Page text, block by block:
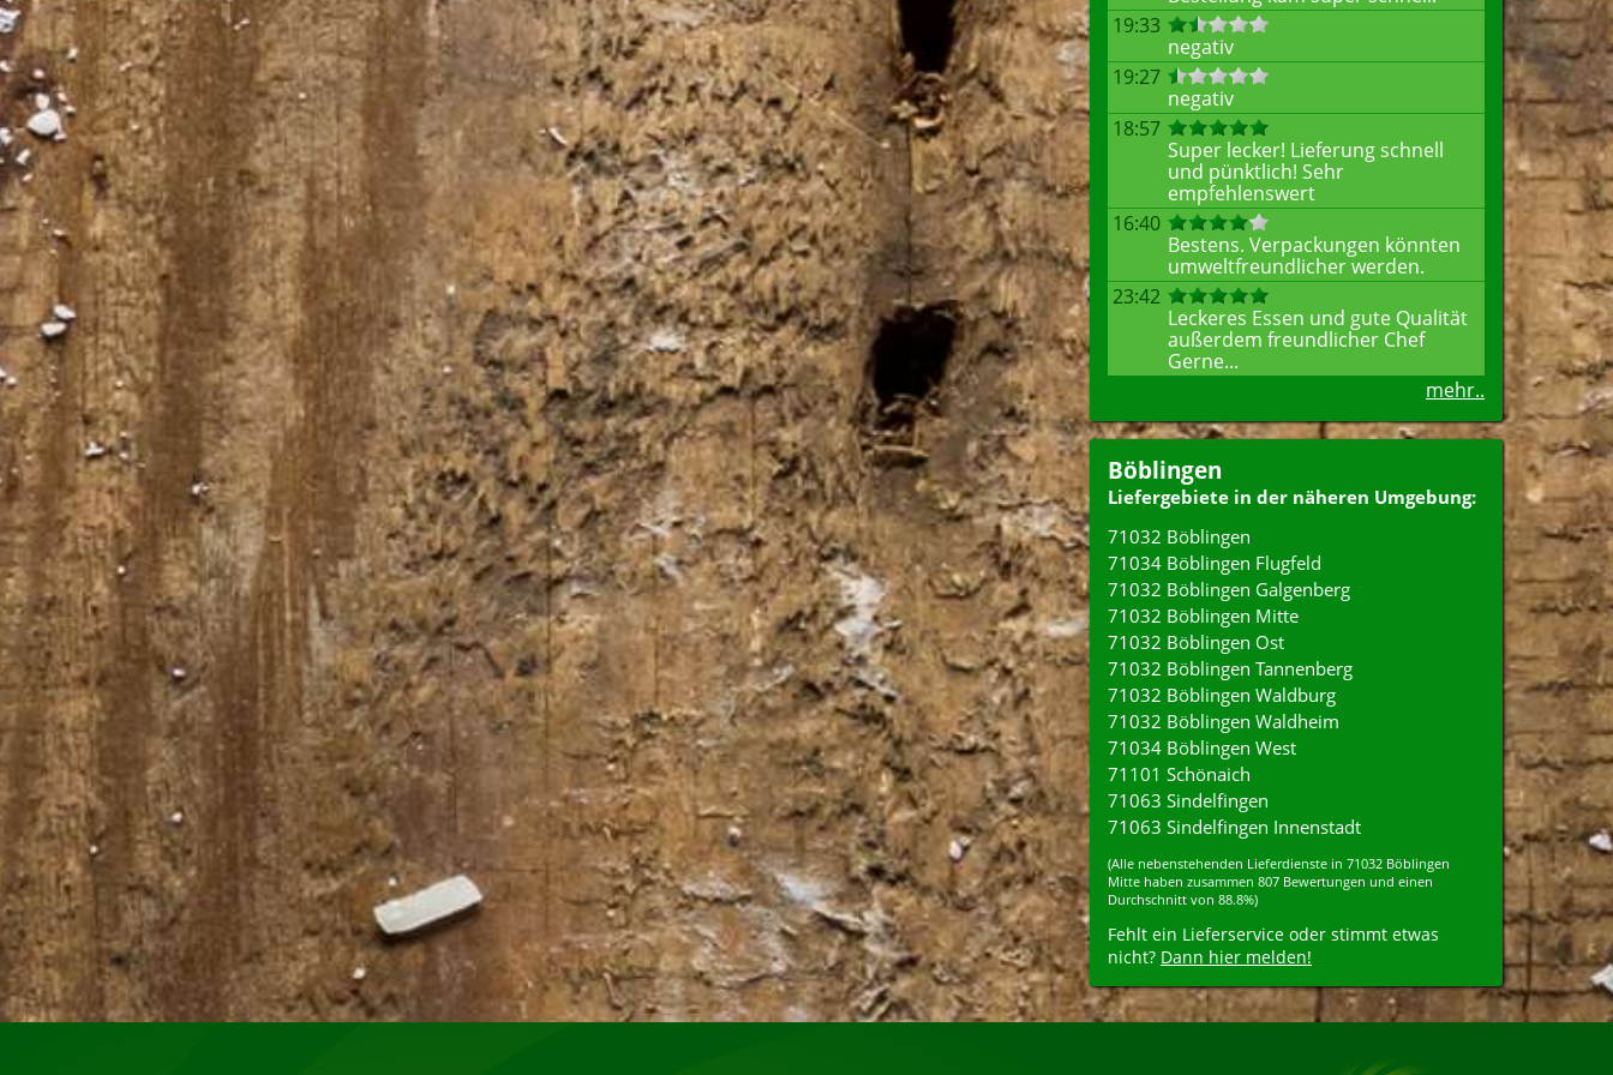
19:33
negativ
19:27
negativ
18:57
Super lecker! Lieferung schnell
und pünktlich! Sehr
empfehlenswert
16:40
Bestens. Verpackungen könnten
umweltfreundlicher werden.
23:42
Leckeres Essen und gute Qualität
außerdem freundlicher Chef
Gerne...
mehr..
Böblingen
Liefergebiete in der näheren Umgebung:
71032 Böblingen
71034 Böblingen Flugfeld
71032 Böblingen Galgenberg
71032 Böblingen Mitte
71032 Böblingen Ost
71032 Böblingen Tannenberg
71032 Böblingen Waldburg
71032 Böblingen Waldheim
71034 Böblingen West
71101 Schönaich
71063 Sindelfingen
71063 Sindelfingen Innenstadt
(Alle nebenstehenden Lieferdienste in 71032 Böblingen
Mitte haben zusammen 807 Bewertungen und einen
Durchschnitt von 88.8%)
Fehlt ein Lieferservice oder stimmt etwas
nicht? Dann hier melden!